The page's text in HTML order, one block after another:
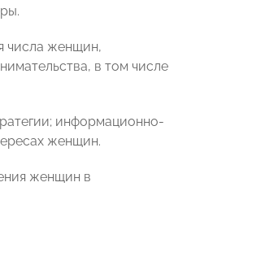
числа женщин,
в том числе
информационно-
женщин.
женщин в